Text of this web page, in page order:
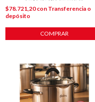
$78.721,20con Transferencia o
depósito
COMPRAR